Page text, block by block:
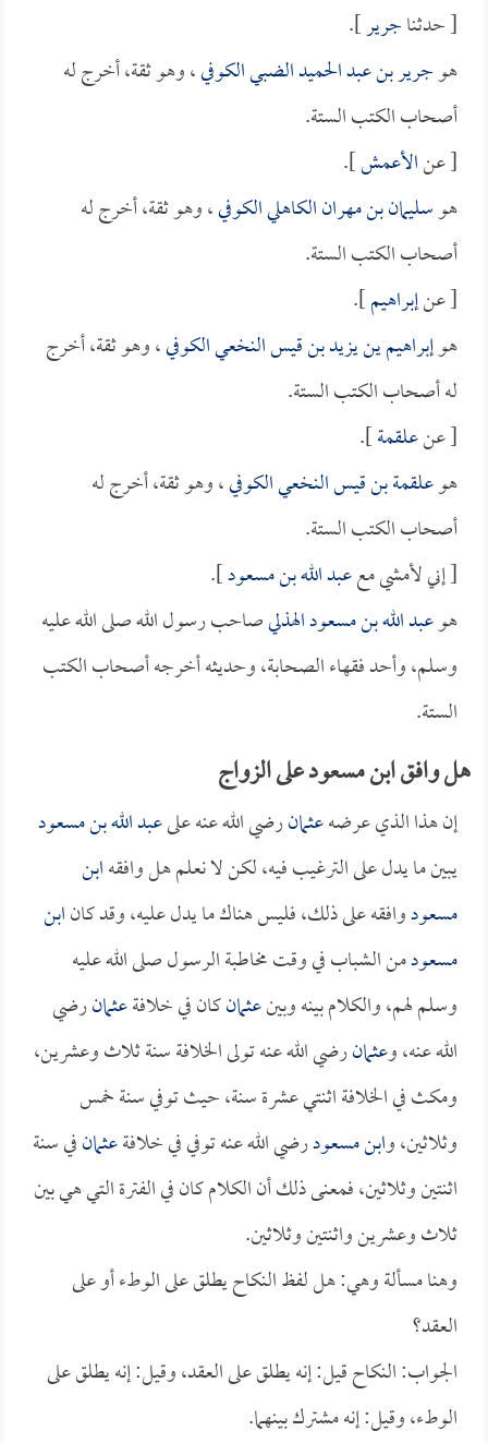
[ حدثناجرير].
هوجرير بن عبد الحميد الضبي الكوفي، وهو ثقة، أخرج له
أصحاب الكتب الستة.
[ عنالأعمش].
هوسليمان بن مهران الكاهلي الكوفي، وهو ثقة، أخرج له
أصحاب الكتب الستة.
[ عنإبراهيم].
هوإبراهيم ين يزيد بن قيس النخعي الكوفي، وهو ثقة، أخرج
له أصحاب الكتب الستة.
[ عنعلقمة].
هوعلقمة بن قيس النخعي الكوفي، وهو ثقة، أخرج له
أصحاب الكتب الستة.
[ إني لأمشي مععبد الله بن مسعود].
هوعبد الله بن مسعود الهذليصاحب رسول الله صلى الله عليه
وسلم، وأحد فقهاء الصحابة، وحديثه أخرجه أصحاب الكتب
الستة.
هل وافق ابن مسعود على الزواج
إن هذا الذي عرضهعثمانرضي الله عنه علىعبد الله بن مسعود
يبين ما يدل على الترغيب فيه، لكن لا نعلم هل وافقهابن
مسعودوافقه على ذلك، فليس هناك ما يدل عليه، وقد كانابن
مسعودمن الشباب في وقت مخاطبة الرسول صلى الله عليه
وسلم لهم، والكلام بينه وبينعثمانكان في خلافةعثمانرضي
الله عنه، وعثمانرضي الله عنه تولى الخلافة سنة ثلاث وعشرين،
ومكث في الخلافة اثنتي عشرة سنة، حيث توفي سنة خمس
وثلاثين، وابن مسعودرضي الله عنه توفي في خلافةعثمانفي سنة
اثنتين وثلاثين، فمعنى ذلك أن الكلام كان في الفترة التي هي بين
ثلاث وعشرين واثنتين وثلاثين.
وهنا مسألة وهي: هل لفظ النكاح يطلق على الوطء أو على
العقد؟
الجواب: النكاح قيل: إنه يطلق على العقد، وقيل: إنه يطلق على
الوطء، وقيل: إنه مشترك بينهما.